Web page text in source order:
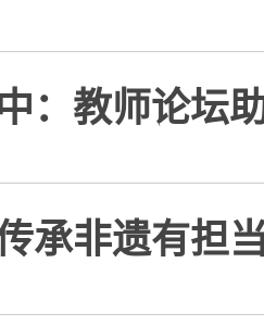
：教师论坛
承非遗有担